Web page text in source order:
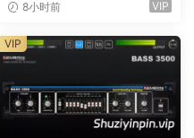
Transparent for subtle
pronounced tuning
the tuning is applied,
8小时前 VIP
VIP